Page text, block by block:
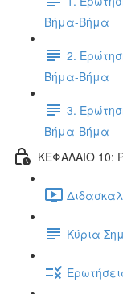
Βήμα-Βήμα
2.
Βήμα-Βήμα
3.
Βήμα-Βήμα
ΚΕΦΑΛΑΙΟ 10:
Κύρια